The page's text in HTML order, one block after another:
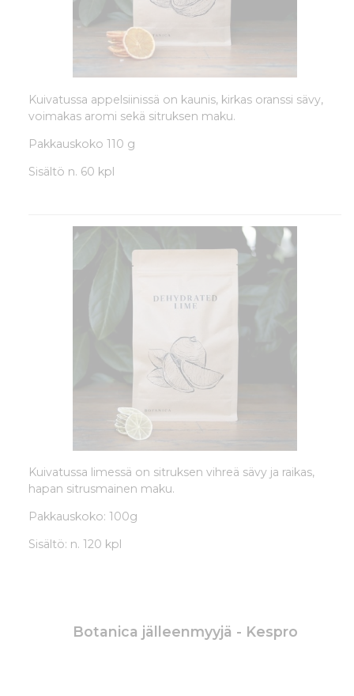
Kuivatussa appelsiinissä on kaunis, kirkas oranssi sävy,
voimakas aromi sekä sitruksen maku.
Pakkauskoko 110 g
Sisältö n. 60 kpl
Kuivatussa limessä on sitruksen vihreä sävy ja raikas,
hapan sitrusmainen maku.
Pakkauskoko: 100g
Sisältö: n. 120 kpl
Botanica jälleenmyyjä - Kespro